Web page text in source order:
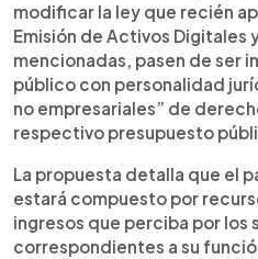
modificar la ley que recién
Emisión de Activos Digitales
mencionadas, pasen de ser
público con personalidad
no empresariales” de
respectivo presupuesto
La propuesta detalla que el
estará compuesto por
ingresos que perciba por los
correspondientes a su